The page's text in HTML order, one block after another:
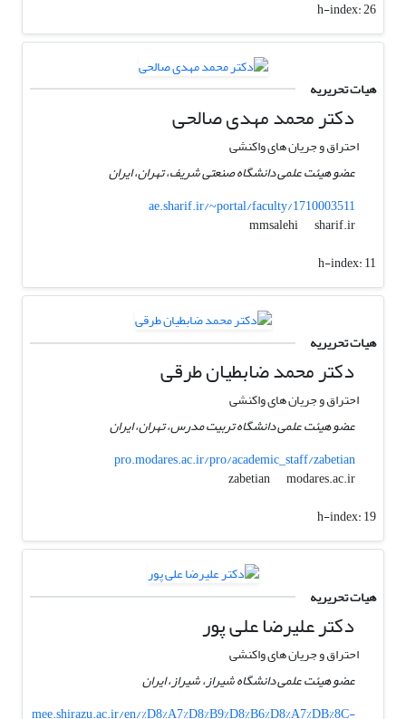
h-index:26
هیات تحریریه
دکتر محمد مهدی صالحی
احتراق و جریان های واکنشی
عضو هیئت علمی دانشگاه صنعتی شریف، تهران، ایران
ae.sharif.ir/~portal/faculty/1710003511
mmsalehi
sharif.ir
h-index:11
هیات تحریریه
دکتر محمد ضابطیان طرقی
احتراق و جریان های واکنشی
عضو هیئت علمی دانشگاه تربیت مدرس، تهران، ایران
pro.modares.ac.ir/pro/academic_staff/zabetian
zabetian
modares.ac.ir
h-index:19
هیات تحریریه
دکتر علیرضا علی پور
احتراق و جریان های واکنشی
عضو هیئت علمی دانشگاه شیراز، شیراز، ایران
mee.shirazu.ac.ir/en/%D8%A7%D8%B9%D8%B6%D8%A7%DB%8C-